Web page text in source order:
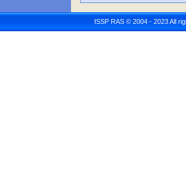
ISSP RAS © 2004 - 2023 All